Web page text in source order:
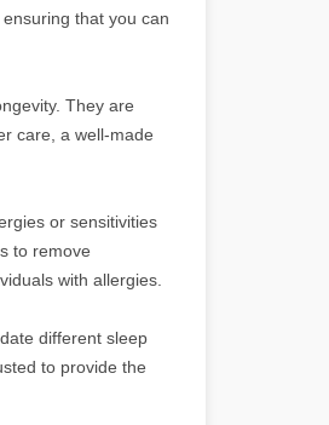
that you can
They are
care, a well-made
or sensitivities
to remove
with allergies.
different sleep
to provide the